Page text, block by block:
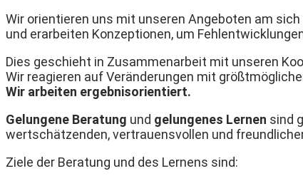
Wir orientieren uns mit unseren Angeboten am
und erarbeiten Konzeptionen, um
Dies geschieht in Zusammenarbeit mit unseren
Wir reagieren auf Veränderungen mit
Wir arbeiten ergebnisorientiert.
Gelungene Beratung und gelungenes Lernen sind
wertschätzenden, vertrauensvollen und
Ziele der Beratung und des Lernens sind: